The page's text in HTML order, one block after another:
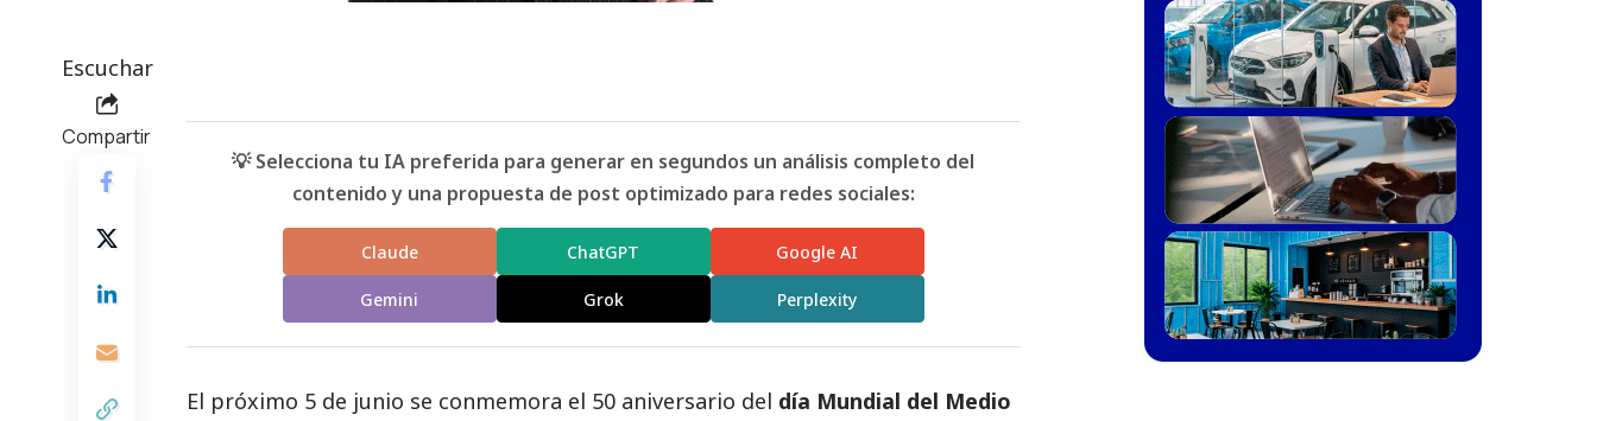
Escuchar
Compartir
💡 Selecciona tu IA preferida para generar en segundos un análisis completo del
contenido y una propuesta de post optimizado para redes sociales:
Claude ChatGPT Google AI
Gemini Grok Perplexity
El próximo 5 de junio se conmemora el 50 aniversario del día Mundial del Medio